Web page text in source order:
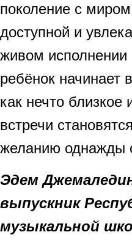
поколение с
доступной и
живом
ребёнок начинает
как нечто
встречи
желанию однажды
Эдем
выпускник
музыкальной